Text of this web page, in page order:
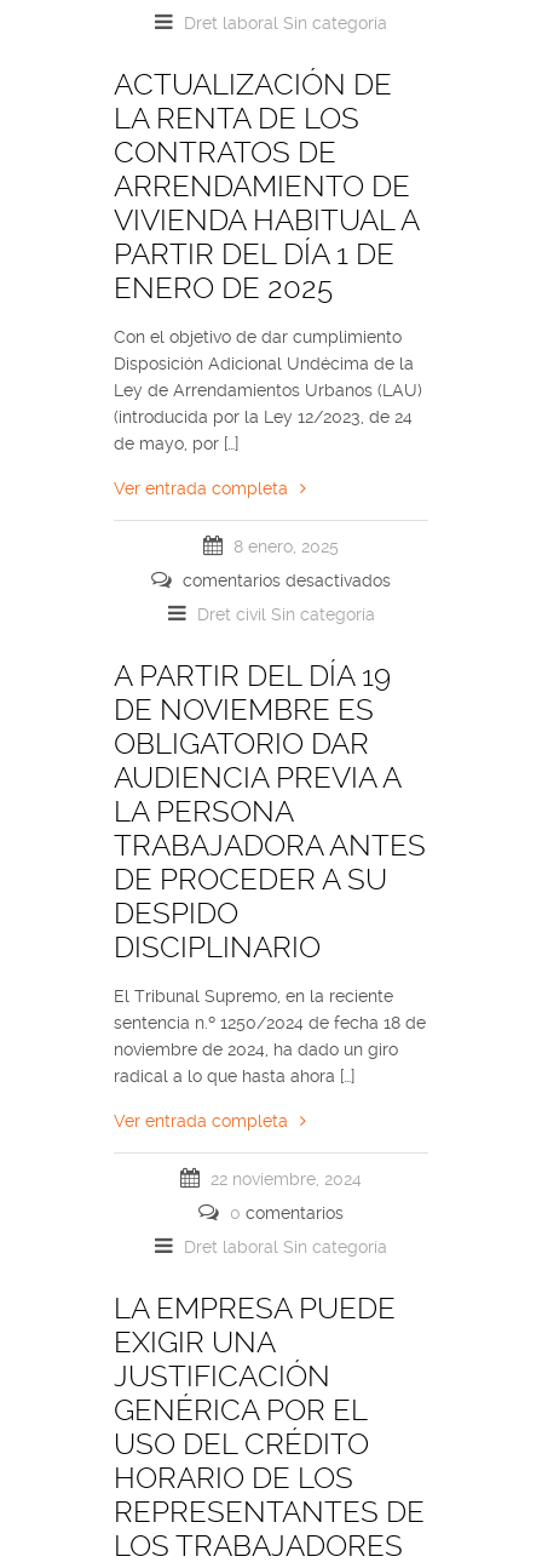
Dret laboral Sin categoría
ACTUALIZACIÓN DE
LA RENTA DE LOS
CONTRATOS DE
ARRENDAMIENTO DE
VIVIENDA HABITUAL A
PARTIR DEL DÍA 1 DE
ENERO DE 2025
Con el objetivo de dar cumplimiento
Disposición Adicional Undécima de la
Ley de Arrendamientos Urbanos (LAU)
(introducida por la Ley 12/2023, de 24
de mayo, por […]
Ver entrada completa
8 enero, 2025
comentarios desactivados
Dret civil Sin categoría
A PARTIR DEL DÍA 19
DE NOVIEMBRE ES
OBLIGATORIO DAR
AUDIENCIA PREVIA A
LA PERSONA
TRABAJADORA ANTES
DE PROCEDER A SU
DESPIDO
DISCIPLINARIO
El Tribunal Supremo, en la reciente
sentencia n.º 1250/2024 de fecha 18 de
noviembre de 2024, ha dado un giro
radical a lo que hasta ahora […]
Ver entrada completa
22 noviembre, 2024
0 comentarios
Dret laboral Sin categoría
LA EMPRESA PUEDE
EXIGIR UNA
JUSTIFICACIÓN
GENÉRICA POR EL
USO DEL CRÉDITO
HORARIO DE LOS
REPRESENTANTES DE
LOS TRABAJADORES